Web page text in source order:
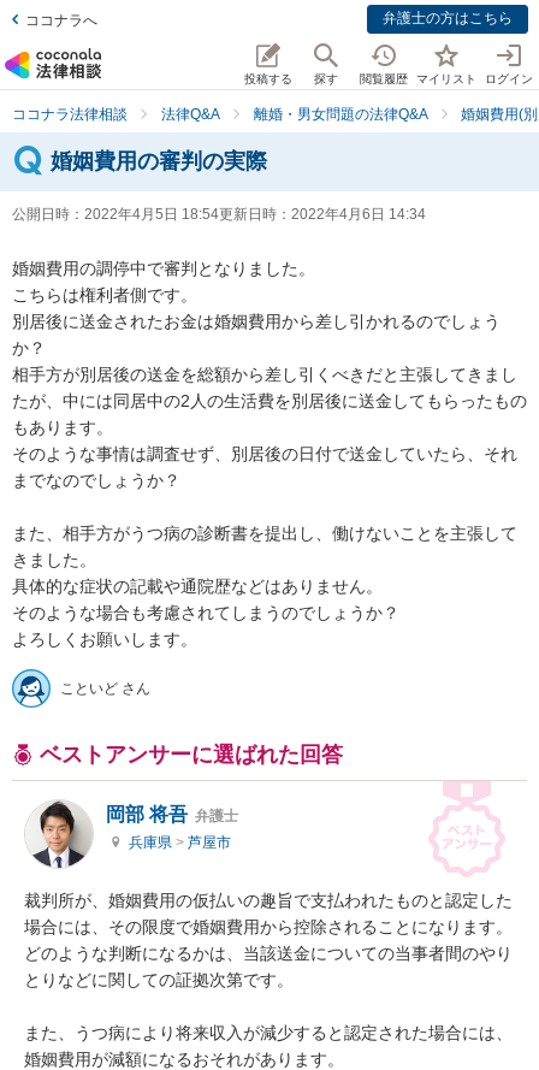
ココナラへ 弁護士の方はこちら
投稿する 探す 閲覧履歴 マイリスト ログイン
ココナラ法律相談 法律Q&A 離婚・男女問題の法律Q&A 婚姻費用(
婚姻費用の審判の実際
公開日時： 2022年4月5日 18:54更新日時： 2022年4月6日 14:34
婚姻費用の調停中で審判となりました。
こちらは権利者側です。
別居後に送金されたお金は婚姻費用から差し引かれるのでしょう
か？
相手方が別居後の送金を総額から差し引くべきだと主張してきまし
たが、中には同居中の2人の生活費を別居後に送金してもらったもの
もあります。
そのような事情は調査せず、別居後の日付で送金していたら、それ
までなのでしょうか？
また、相手方がうつ病の診断書を提出し、働けないことを主張して
きました。
具体的な症状の記載や通院歴などはありません。
そのような場合も考慮されてしまうのでしょうか？
よろしくお願いします。
こといど さん
ベストアンサーに選ばれた回答
岡部 将吾 弁護士
兵庫県 > 芦屋市
裁判所が、婚姻費用の仮払いの趣旨で支払われたものと認定した
場合には、その限度で婚姻費用から控除されることになります。
どのような判断になるかは、当該送金についての当事者間のやり
とりなどに関しての証拠次第です。
また、うつ病により将来収入が減少すると認定された場合には、
婚姻費用が減額になるおそれがあります。